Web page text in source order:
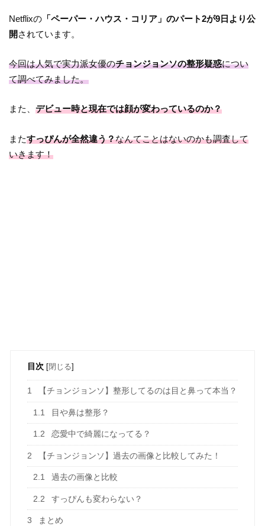
Netflixの 「ペーパー・ハウス・コリア」のパート2が9日より公
開 されています。
今回は人気で実力派女優のチョンジョンソの整形疑惑につい
て調べてみました。
また、デビュー時と現在では顔が変わっているのか？
またすっぴんが全然違う？なんてことはないのかも調査して
いきます！
目次 [閉じる]
1 【チョンジョンソ】整形してるのは目と鼻って本当？
1.1 目や鼻は整形？
1.2 恋愛中で綺麗になってる？
2 【チョンジョンソ】過去の画像と比較してみた！
2.1 過去の画像と比較
2.2 すっぴんも変わらない？
3 まとめ